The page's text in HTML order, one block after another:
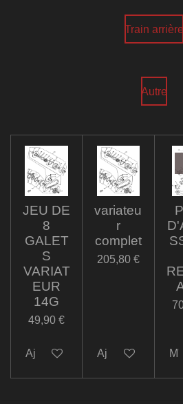
Train arrière
Autre
JEU DE
8
GALET
S
VARIAT
EUR
14G
49,90 €
Ajouter au panier
variateu
r
complet
205,80 €
Ajouter au panier